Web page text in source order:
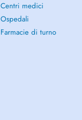
Centri medici
Ospedali
Farmacie di turno